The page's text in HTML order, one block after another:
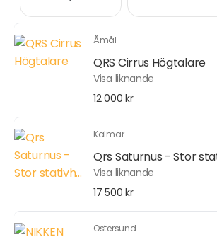
Åmål
QRS Cirrus Högtalare
Visa liknande
12 000 kr
Kalmar
Qrs Saturnus - Stor
Visa liknande
17 500 kr
Östersund